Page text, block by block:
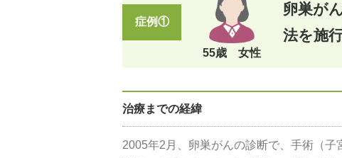
症例①
55歳 女性
卵巣が
法を施
治療までの経緯
2005年2月、卵巣がんの診断で、手術（子